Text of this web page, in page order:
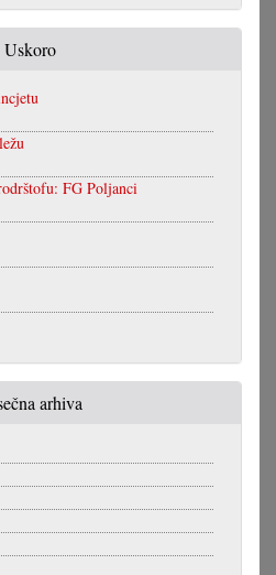
Uskoro
FG Poljanci
arhiva